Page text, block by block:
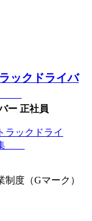
ックドライバ
ー 正社員
度（Gマーク）